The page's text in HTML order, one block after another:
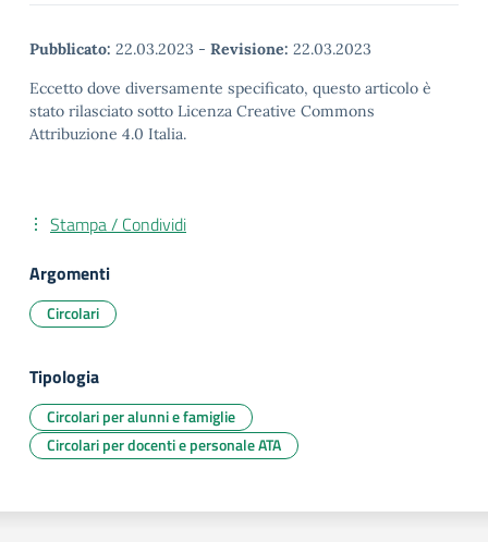
Pubblicato: 22.03.2023 - Revisione: 22.03.2023
Eccetto dove diversamente specificato, questo articolo è
stato rilasciato sotto Licenza Creative Commons
Attribuzione 4.0 Italia.
Stampa / Condividi
Argomenti
Circolari
Tipologia
Circolari per alunni e famiglie
Circolari per docenti e personale ATA